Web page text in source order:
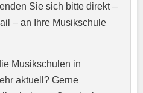
Sie sich bitte direkt –
– an Ihre Musikschule
Musikschulen in
aktuell? Gerne